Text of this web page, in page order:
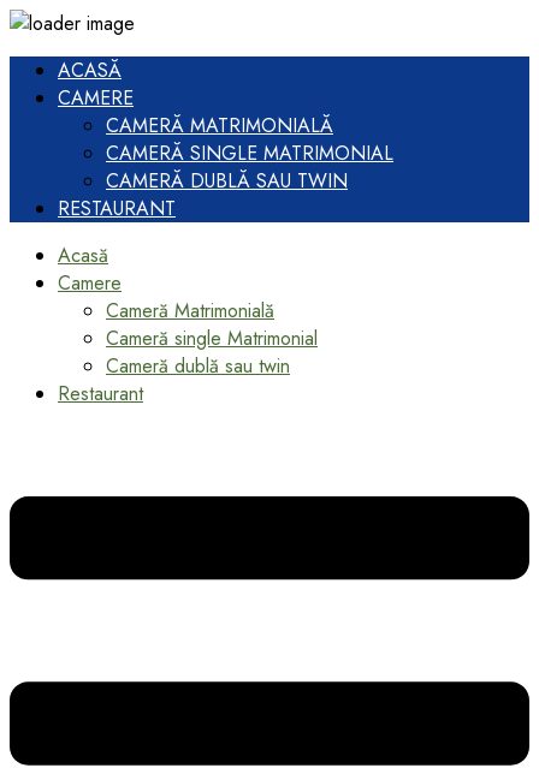
ACASĂ
CAMERE
CAMERĂ MATRIMONIALĂ
CAMERĂ SINGLE MATRIMONIAL
CAMERĂ DUBLĂ SAU TWIN
RESTAURANT
Acasă
Camere
Cameră Matrimonială
Cameră single Matrimonial
Cameră dublă sau twin
Restaurant